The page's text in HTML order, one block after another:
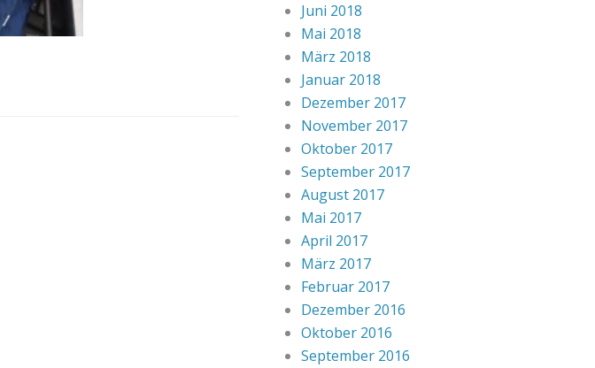
Juni 2018
Mai 2018
März 2018
Januar 2018
Dezember 2017
November 2017
Oktober 2017
September 2017
August 2017
Mai 2017
April 2017
März 2017
Februar 2017
Dezember 2016
Oktober 2016
September 2016